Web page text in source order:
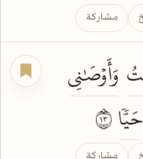
مشاركة
وَأَوۡصَٰنِي
حَيّٗا